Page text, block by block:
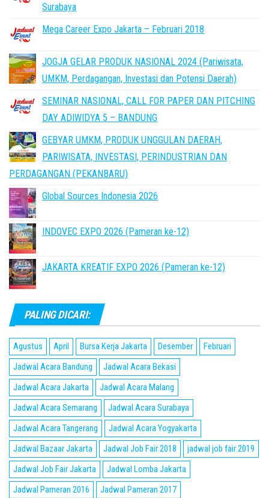
Surabaya
Mega Career Expo Jakarta – Februari 2018
JOGJA GELAR PRODUK NASIONAL 2024 (Pariwisata,
UMKM, Perdagangan, Investasi dan Potensi Daerah)
SEMINAR NASIONAL, CALL FOR PAPER DAN PITCHING
DAY ADIWIDYA 5 – BANDUNG
GEBYAR UMKM, PRODUK UNGGULAN DAERAH,
PARIWISATA, INVESTASI, PERINDUSTRIAN DAN
PERDAGANGAN (PEKANBARU)
Global Sources Indonesia 2026
INDOVEC EXPO 2026 (Pameran ke-12)
JAKARTA KREATIF EXPO 2026 (Pameran ke-12)
PALING DICARI:
Agustus April Bursa Kerja Jakarta Desember
Februari
Jadwal Acara Bandung
Jadwal Acara Bekasi
Jadwal Acara Jakarta
Jadwal Acara Malang
Jadwal Acara Semarang
Jadwal Acara Surabaya
Jadwal Acara Tangerang
Jadwal Acara Yogyakarta
Jadwal Bazaar Jakarta
Jadwal Job Fair 2018
jadwal job fair 2019
Jadwal Job Fair Jakarta
Jadwal Lomba Jakarta
Jadwal Pameran 2016
Jadwal Pameran 2017